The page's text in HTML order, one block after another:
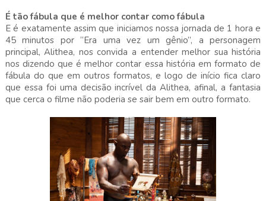
É tão fábula que é melhor contar como fábula
E é exatamente assim que iniciamos nossa jornada de 1 hora e
45 minutos por “Era uma vez um gênio”, a personagem
principal, Alithea, nos convida a entender melhor sua história
nos dizendo que é melhor contar essa história em formato de
fábula do que em outros formatos, e logo de início fica claro
que essa foi uma decisão incrível da Alithea, afinal, a fantasia
que cerca o filme não poderia se sair bem em outro formato.